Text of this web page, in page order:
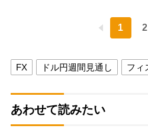
1 2
FX ドル円週間見通し フィ
あわせて読みたい